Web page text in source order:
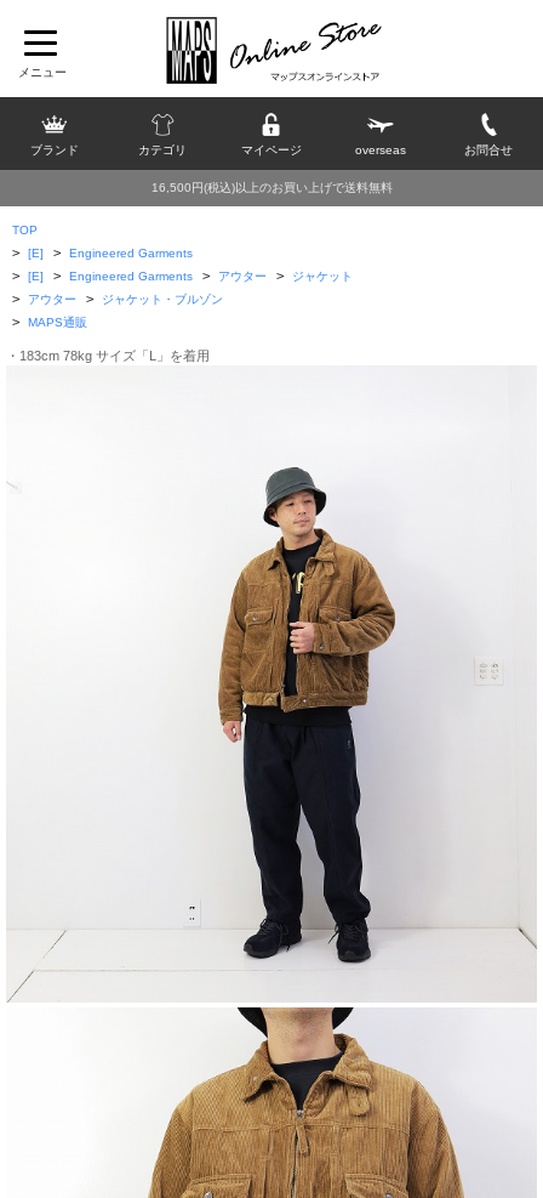
ブランド カテゴリ マイページ overseas お問合せ
16,500円(税込)以上のお買い上げで送料無料
TOP
> [E] > Engineered Garments
> [E] > Engineered Garments > アウター > ジャケット
> アウター > ジャケット・ブルゾン
> MAPS通販
・183cm 78kg サイズ「L」を着用